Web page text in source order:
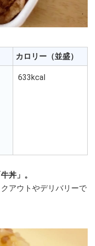
カロリー（並盛）
633kcal
丼」。
アウトやデリバリーで